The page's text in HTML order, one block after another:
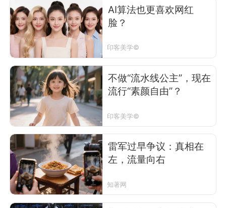
AI算法也更喜欢网红
脸？
印客美学©
不做“流水线公主”，现在
流行“素颜自由”？
印客美学©
雷军过早争议：真相在
左，流量向右
知著网